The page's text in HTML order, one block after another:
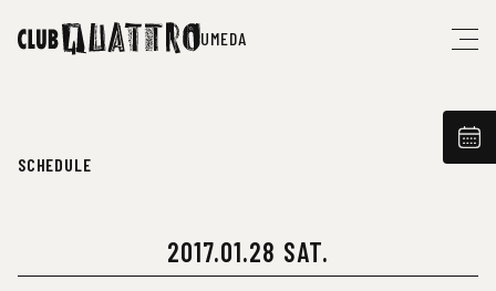
UMEDA
SCHEDULE
2017.01.28 SAT.